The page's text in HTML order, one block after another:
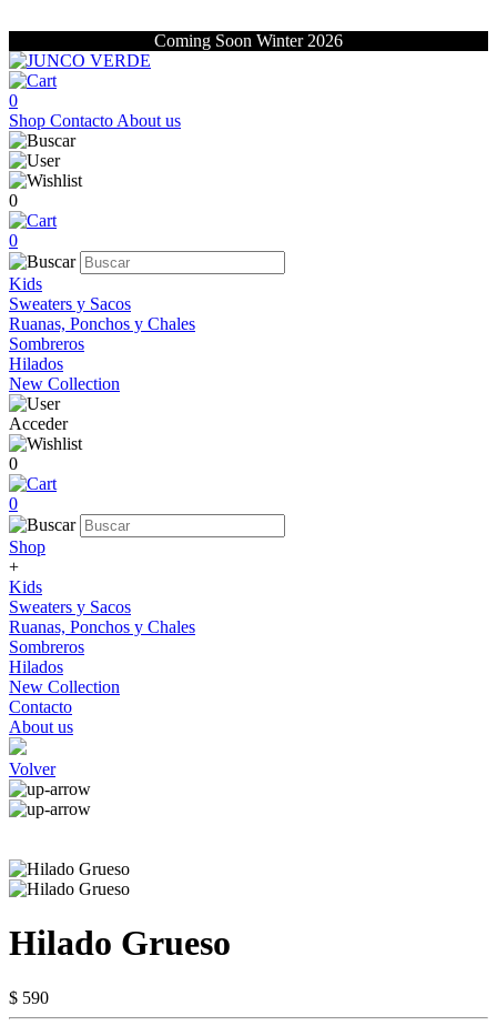
Coming Soon Winter 2026
0
Shop Contacto About us
0
0
Kids
Sweaters y Sacos
Ruanas, Ponchos y Chales
Sombreros
Hilados
New Collection
Acceder
0
0
Shop
+
Kids
Sweaters y Sacos
Ruanas, Ponchos y Chales
Sombreros
Hilados
New Collection
Contacto
About us
Volver
Hilado Grueso
$ 590